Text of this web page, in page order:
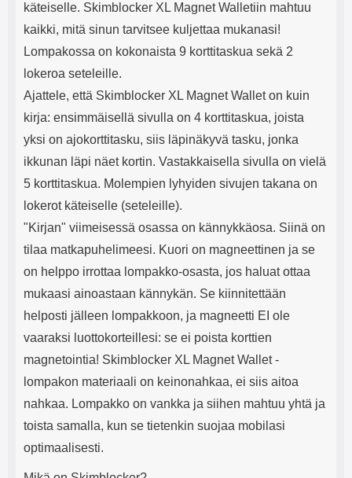
käteiselle. Skimblocker XL Magnet Walletiin mahtuu
kaikki, mitä sinun tarvitsee kuljettaa mukanasi!
Lompakossa on kokonaista 9 korttitaskua sekä 2
lokeroa seteleille.
Ajattele, että Skimblocker XL Magnet Wallet on kuin
kirja: ensimmäisellä sivulla on 4 korttitaskua, joista
yksi on ajokorttitasku, siis läpinäkyvä tasku, jonka
ikkunan läpi näet kortin. Vastakkaisella sivulla on vielä
5 korttitaskua. Molempien lyhyiden sivujen takana on
lokerot käteiselle (seteleille).
"Kirjan" viimeisessä osassa on kännykkäosa. Siinä on
tilaa matkapuhelimeesi. Kuori on magneettinen ja se
on helppo irrottaa lompakko-osasta, jos haluat ottaa
mukaasi ainoastaan kännykän. Se kiinnitettään
helposti jälleen lompakkoon, ja magneetti EI ole
vaaraksi luottokorteillesi: se ei poista korttien
magnetointia! Skimblocker XL Magnet Wallet -
lompakon materiaali on keinonahkaa, ei siis aitoa
nahkaa. Lompakko on vankka ja siihen mahtuu yhtä ja
toista samalla, kun se tietenkin suojaa mobilasi
optimaalisesti.